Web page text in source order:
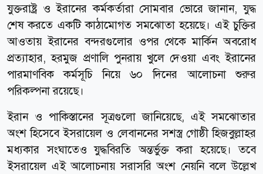
যুক্তরাষ্ট্র ও ইরানের কর্মকর্তারা সোমবার ভোরে জানান, যুদ্ধ
শেষ করতে একটি কাঠামোগত সমঝোতা হয়েছে। এই চুক্তির
আওতায় ইরানের বন্দরগুলোর ওপর থেকে মার্কিন অবরোধ
প্রত্যাহার, হরমুজ প্রণালি পুনরায় খুলে দেওয়া এবং ইরানের
পারমাণবিক কর্মসূচি নিয়ে ৬০ দিনের আলোচনা শুরুর
পরিকল্পনা রয়েছে।
ইরান ও পাকিস্তানের সূত্রগুলো জানিয়েছে, এই সমঝোতার
অংশ হিসেবে ইসরায়েল ও লেবাননের সশস্ত্র গোষ্ঠী হিজবুল্লাহর
মধ্যকার সংঘাতেও যুদ্ধবিরতি অন্তর্ভুক্ত করা হয়েছে। তবে
ইসরায়েল এই আলোচনায় সরাসরি অংশ নেয়নি বলে উল্লেখ